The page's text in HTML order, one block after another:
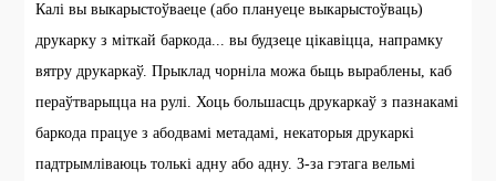
Калі вы выкарыстоўваеце (або плануеце выкарыстоўваць)
друкарку з міткай баркода... вы будзеце цікавіцца, напрамку
вятру друкаркаў. Прыклад чорніла можа быць выраблены, каб
пераўтварыцца на рулі. Хоць большасць друкаркаў з пазнакамі
баркода працуе з абодвамі метадамі, некаторыя друкаркі
падтрымліваюць толькі адну або адну. З-за гэтага вельмі